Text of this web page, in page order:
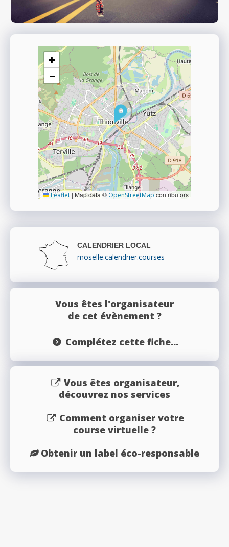
+
−
Leaflet | Map data © OpenStreetMap contributors
CALENDRIER LOCAL
moselle.calendrier.courses
Vous êtes l'organisateur
de cet évènement ?
Complétez cette fiche...
Vous êtes organisateur,
découvrez nos services
Comment organiser votre
course virtuelle ?
Obtenir un label éco-responsable